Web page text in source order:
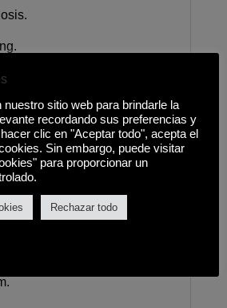
frigorífico: Luz interior
de cristal templado, 4
en puertas
Deodorizador.
congelador: Luz interior, 4
3 Baldas de
sitio web para brindarle la
recordando sus preferencias y
clic en "Aceptar todo", acepta el
Sin embargo, puede visitar
para proporcionar un
Rechazar todo